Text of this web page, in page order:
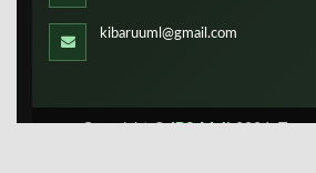
kibaruuml@gmail.com